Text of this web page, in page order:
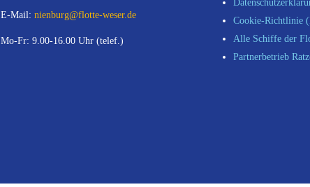
E-Mail:nienburg@flotte-weser.de
Mo-Fr: 9.00-16.00 Uhr (telef.)
Cookie-Richtlinie
Alle Schiffe der
Partnerbetrieb